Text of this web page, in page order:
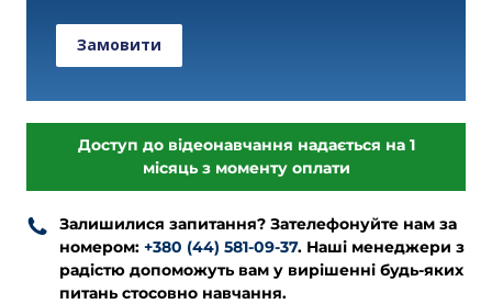
Замовити
Доступ до відеонавчання надається на 1
місяць з моменту оплати
Залишилися запитання? Зателефонуйте нам за
номером: +380 (44) 581-09-37. Наші менеджери з
радістю допоможуть вам у вирішенні будь-яких
питань стосовно навчання.